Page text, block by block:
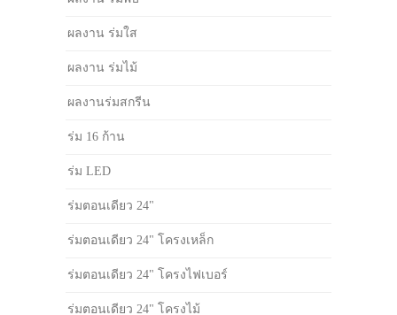
ผลงาน ร่มใส
ผลงาน ร่มไม้
ผลงานร่มสกรีน
ร่ม 16 ก้าน
ร่ม LED
ร่มตอนเดียว 24"
ร่มตอนเดียว 24" โครงเหล็ก
ร่มตอนเดียว 24" โครงไฟเบอร์
ร่มตอนเดียว 24" โครงไม้